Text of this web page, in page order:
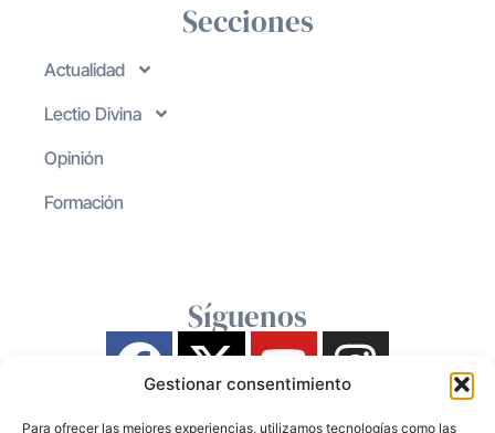
Gestionar consentimiento
Para ofrecer las mejores experiencias, utilizamos tecnologías como las
Secciones
Actualidad
Lectio Divina
Opinión
Formación
Síguenos